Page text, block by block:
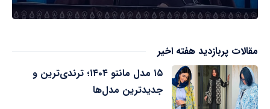
مقالات پربازدید هفته اخیر
۱۵ مدل مانتو ۱۴۰۴؛ ترندی‌ترین و
جدیدترین مدل‌ها